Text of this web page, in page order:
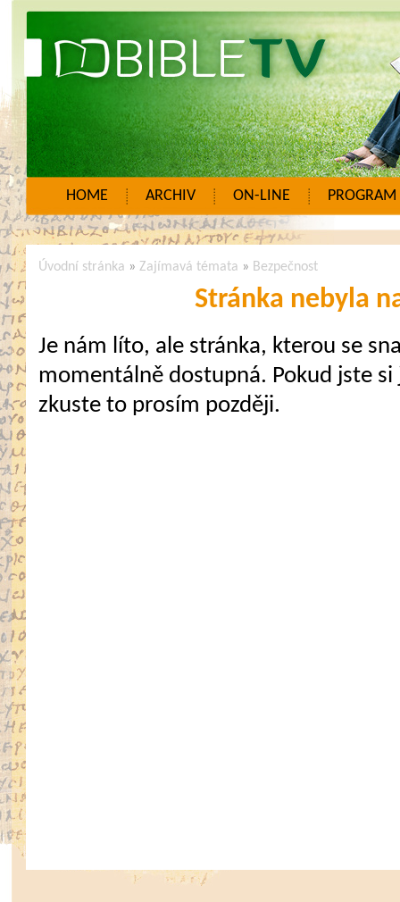
HOME ARCHIV ON-LINE PROGRAM
Úvodní stránka »Zajímavá témata » Bezpečnost
Stránka nebyla
Je nám líto, ale stránka, kterou se
momentálně dostupná. Pokud jste
zkuste to prosím později.